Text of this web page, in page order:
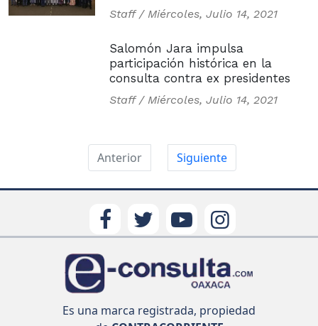
Staff / Miércoles, Julio 14, 2021
Salomón Jara impulsa
participación histórica en la
consulta contra ex presidentes
Staff / Miércoles, Julio 14, 2021
Anterior Siguiente
Es una marca registrada, propiedad